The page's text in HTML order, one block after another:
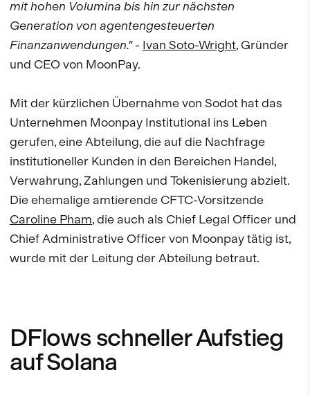
mit hohen Volumina bis hin zur nächsten
Generation von agentengesteuerten
Finanzanwendungen."- Ivan Soto-Wright, Gründer
und CEO von MoonPay.
Mit der kürzlichen Übernahme von Sodot hat das
Unternehmen Moonpay Institutional ins Leben
gerufen, eine Abteilung, die auf die Nachfrage
institutioneller Kunden in den Bereichen Handel,
Verwahrung, Zahlungen und Tokenisierung abzielt.
Die ehemalige amtierende CFTC-Vorsitzende
Caroline Pham, die auch als Chief Legal Officer und
Chief Administrative Officer von Moonpay tätig ist,
wurde mit der Leitung der Abteilung betraut.
DFlows schneller Aufstieg
auf Solana